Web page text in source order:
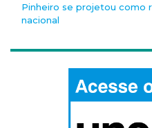
Pinheiro se projetou como
nacional